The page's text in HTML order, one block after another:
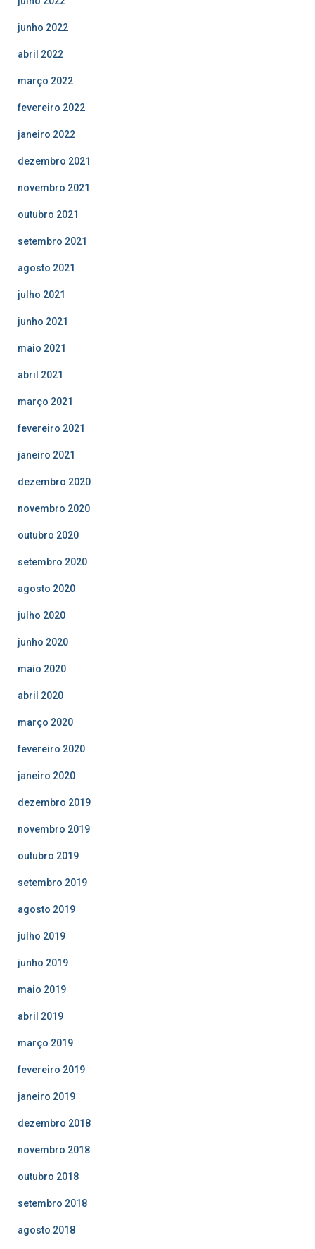
junho 2022
abril 2022
março 2022
fevereiro 2022
janeiro 2022
dezembro 2021
novembro 2021
outubro 2021
setembro 2021
agosto 2021
julho 2021
junho 2021
maio 2021
abril 2021
março 2021
fevereiro 2021
janeiro 2021
dezembro 2020
novembro 2020
outubro 2020
setembro 2020
agosto 2020
julho 2020
junho 2020
maio 2020
abril 2020
março 2020
fevereiro 2020
janeiro 2020
dezembro 2019
novembro 2019
outubro 2019
setembro 2019
agosto 2019
julho 2019
junho 2019
maio 2019
abril 2019
março 2019
fevereiro 2019
janeiro 2019
dezembro 2018
novembro 2018
outubro 2018
setembro 2018
agosto 2018